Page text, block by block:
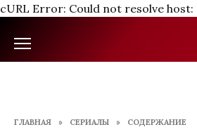
cURL Error: Could not resolve
содержанию
ГЛАВНАЯ » СЕРИАЛЫ » СОДЕРЖАНИЕ